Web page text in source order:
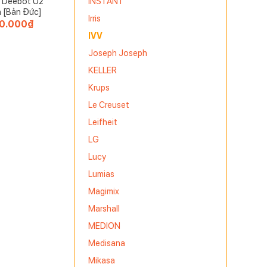
Irris
IVV
Joseph Joseph
KELLER
Krups
Le Creuset
Leifheit
LG
Lucy
Lumias
Magimix
Marshall
MEDION
Medisana
Mikasa
đình
[Bản Đức]
₫